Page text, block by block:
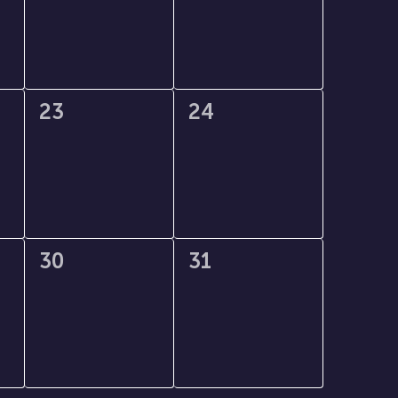
0
23
0
24
0
30
0
31